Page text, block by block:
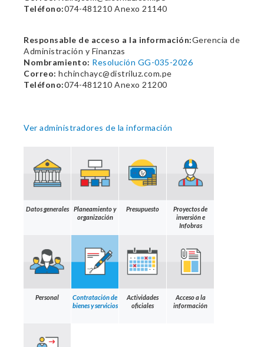
Teléfono:074-481210 Anexo 21140
Responsable de acceso a la información:Gerencia de
Administración y Finanzas
Nombramiento: Resolución GG-035-2026
Correo: hchinchayc@distriluz.com.pe
Teléfono:074-481210 Anexo 21200
Ver administradores de la información
Datos generales
Planeamiento y
organización
Presupuesto
Proyectos de
inversión e
Infobras
Personal
Contratación de
bienes y servicios
Actividades
oficiales
Acceso a la
información